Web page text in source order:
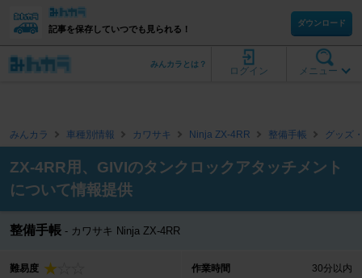
記事を保存していつでも見られる！
ダウンロード
メニュー
ログイン
みんカラとは？
みんカラ 車種別情報 カワサキ Ninja ZX-4RR 整備手帳 グッズ
ZX-4RR用、GIVIのタンクロックアタッチメント
について情報提供
整備手帳 カワサキ Ninja ZX-4RR
難易度 作業時間 30分以内